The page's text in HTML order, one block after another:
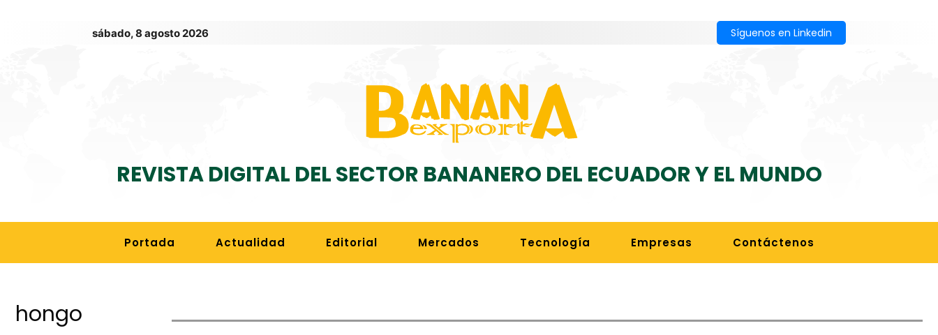
sábado, 8 agosto 2026 Síguenos en Linkedin
REVISTA DIGITAL DEL SECTOR BANANERO DEL ECUADOR Y EL MUNDO
Portada Actualidad Editorial Mercados Tecnología Empresas Contáctenos
hongo